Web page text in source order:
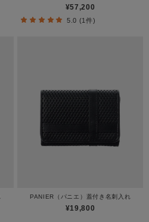
¥57,200
5.0 (1件)
PANIER（パニエ）蓋付き名刺入れ
¥19,800